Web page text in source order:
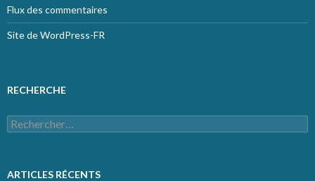
Flux des commentaires
Site de WordPress-FR
RECHERCHE
Rechercher :
ARTICLES RÉCENTS